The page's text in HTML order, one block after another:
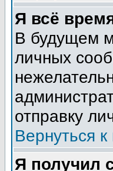
Я всё
В будущем
личных
отправку
Вернуться к
Я получил